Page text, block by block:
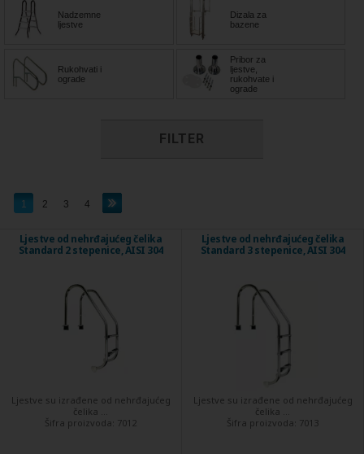
Nadzemne
ljestve
Dizala za
bazene
Rukohvati i
ograde
Pribor za
ljestve,
rukohvate i
ograde
FILTER
1 2 3 4
Ljestve od nehrđajućeg čelika
Standard 2 stepenice, AISI 304
Ljestve su izrađene od nehrđajućeg
čelika ...
Šifra proizvoda: 7012
Ljestve od nehrđajućeg čelika
Standard 3 stepenice, AISI 304
Ljestve su izrađene od nehrđajućeg
čelika ...
Šifra proizvoda: 7013